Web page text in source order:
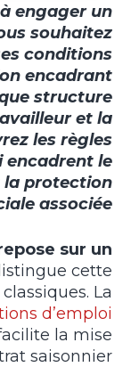
engager un
souhaitez
conditions
encadrant
structure
et la
les règles
encadrent le
protection
associée.
sur un
cette
La
d’emploi
la mise
saisonnier.